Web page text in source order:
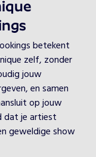
betekent
zelf, zonder
jouw
en samen
op jouw
dat je artiest
geweldige show